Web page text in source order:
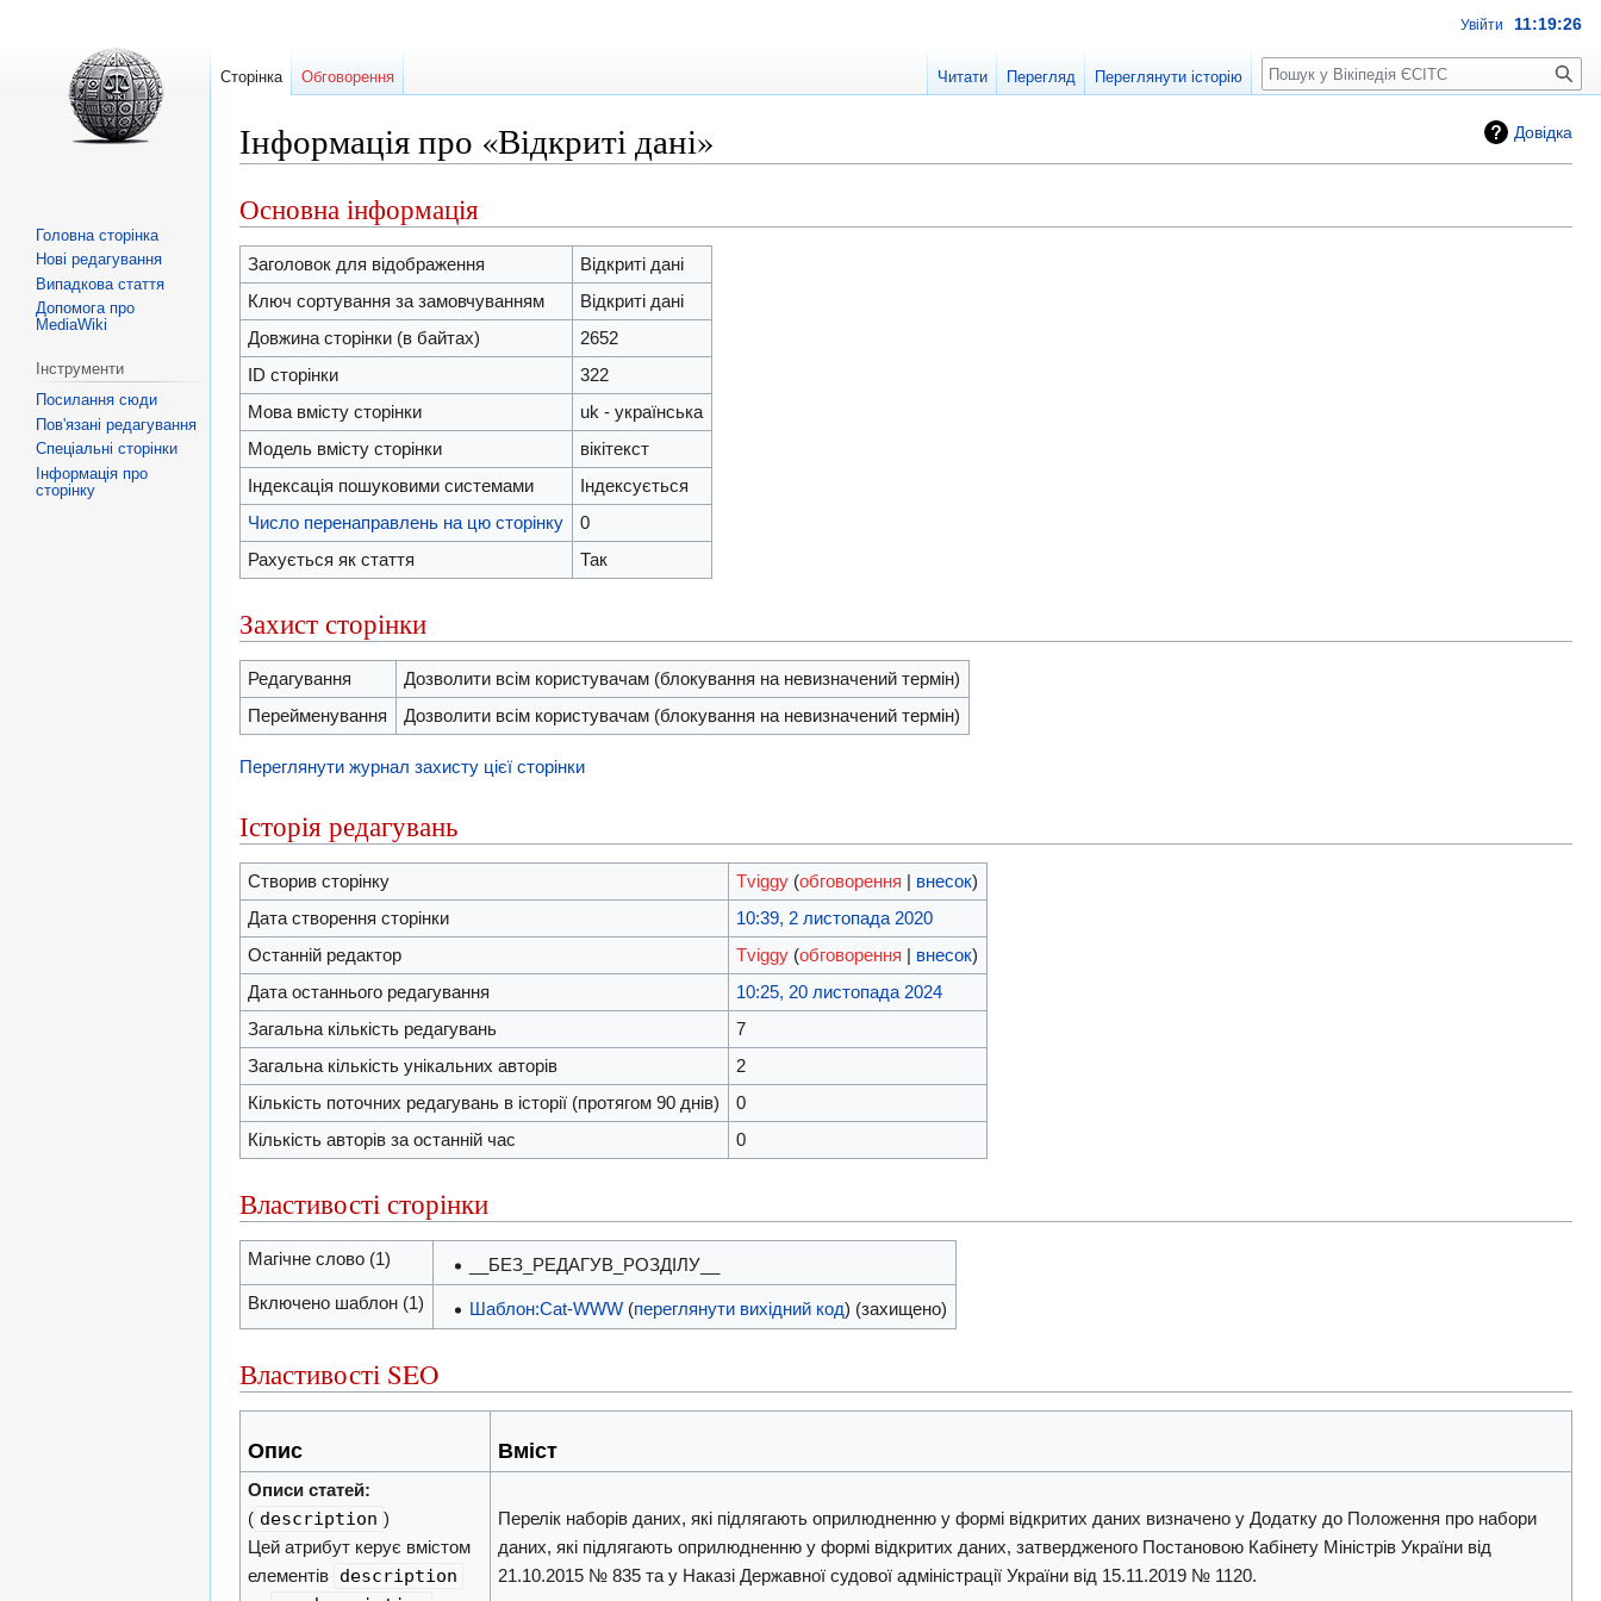
Довідка
Інформація про «Відкриті дані»
Перейти
до
навігації
Перейти
до
пошуку
Основна інформація
Заголовок для відображення
Відкриті дані
Ключ сортування за замовчуванням
Відкриті дані
Довжина сторінки (в байтах)
2652
ID сторінки
322
Мова вмісту сторінки
uk - українська
Модель вмісту сторінки
вікітекст
Індексація пошуковими системами
Індексується
Число перенаправлень на цю сторінку
0
Рахується як стаття
Так
Захист сторінки
Редагування
Дозволити всім користувачам (блокування на невизначений термін)
Перейменування
Дозволити всім користувачам (блокування на невизначений термін)
Переглянути журнал захисту цієї сторінки
Історія редагувань
Створив сторінку Tviggy (обговорення | внесок)
Дата створення сторінки
10:39, 2 листопада 2020
Останній редактор
Tviggy (обговорення | внесок)
Дата останнього редагування
10:25, 20 листопада 2024
Загальна кількість редагувань
7
Загальна кількість унікальних авторів
2
Кількість поточних редагувань в історії (протягом 90 днів)
0
Кількість авторів за останній час
0
Властивості сторінки
Магічне слово (1)
__БЕЗ_РЕДАГУВ_РОЗДІЛУ__
Включено шаблон (1)
Шаблон:Cat-WWW (переглянути вихідний код) (захищено)
Властивості SEO
Опис Вміст
Описи статей:
( description )
Цей атрибут керує вмістом
елементів description
Перелік наборів даних, які підлягають оприлюдненню у формі відкритих даних визначено у Додатку до Положення про набори
даних, які підлягають оприлюдненню у формі відкритих даних, затвердженого Постановою Кабінету Міністрів України від
21.10.2015 № 835 та у Наказі Державної судової адміністрації України від 15.11.2019 № 1120.
Увійти 11:19:27
Сторінка Обговорення Читати Перегляд Переглянути історію Пошук
Головна сторінка
Нові редагування
Випадкова стаття
Допомога про
MediaWiki
Інструменти
Посилання сюди
Пов'язані редагування
Спеціальні сторінки
Інформація про
сторінку